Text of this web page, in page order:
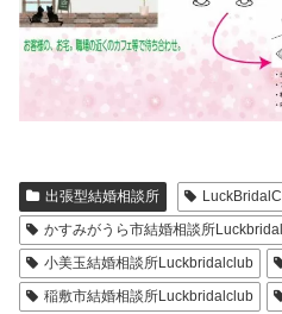
出張型結婚相談所
かすみがうら市結婚相談所
小美玉結婚相談所Luckbridalclub
稲敷市結婚相談所Luckbridalclub